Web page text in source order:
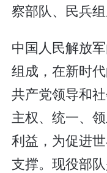
察部队、民兵组
中国人民解放
组成，在新时
共产党领导和
主权、统一、
利益，为促进
支撑。现役部